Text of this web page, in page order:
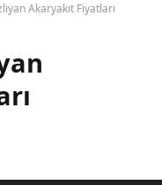
Akaryakıt Fiyatları